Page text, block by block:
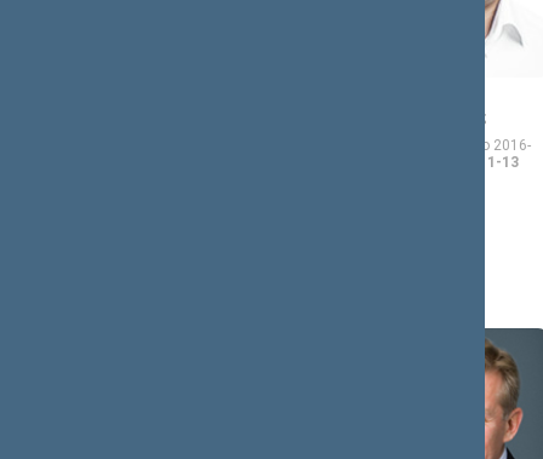
ADOMĖNAS
Seimo narys nuo 2016-
iki 2020-11-13